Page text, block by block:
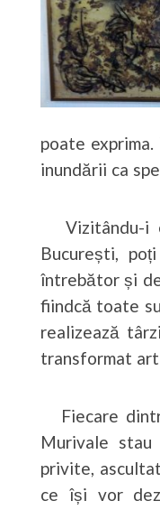
poate
inundării ca
Vizitându-i
București,
întrebător și
fiindcă toate
realizează
transformat
Fiecare
Murivale
privite,
ce își vor